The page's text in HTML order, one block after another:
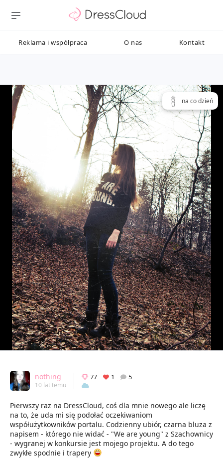
Reklama i współpraca O nas Kontakt
na co dzień
nothing
10 lat temu
77 1 5
Pierwszy raz na DressCloud, coś dla mnie nowego ale liczę
na to, że uda mi się podołać oczekiwaniom
współużytkowników portalu. Codzienny ubiór, czarna bluza z
napisem - którego nie widać - "We are young" z Szachownicy
- wygranej w konkursie jest mojego projektu. A do tego
zwykłe spodnie i trapery